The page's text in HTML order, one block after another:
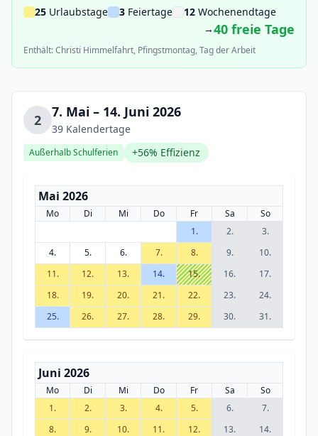
25 Urlaubstage 3 Feiertage 12 Wochenendtage
→40 freie Tage
Enthält: Christi Himmelfahrt, Pfingstmontag, Tag der Arbeit
2 7. Mai – 14. Juni 2026
39 Kalendertage
Außerhalb Schulferien +56% Effizienz
Mai 2026
Mo Di Mi Do Fr Sa
So
1.
2.
3.
4.
5. 6. 7. 8. 9.
10.
11.
12. 13. 14. 15. 16.
17.
18.
19. 20. 21. 22. 23.
24.
25.
26. 27. 28. 29. 30. 31.
Juni 2026
Mo Di Mi Do Fr Sa
So
1.
2. 3. 4. 5. 6.
7.
8.
9. 10. 11. 12. 13.
14.